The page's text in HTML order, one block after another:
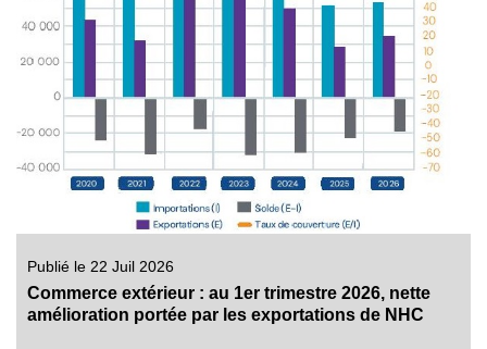
Publié le 22 Juil 2026
Commerce extérieur : au 1er trimestre 2026, nette
amélioration portée par les exportations de NHC